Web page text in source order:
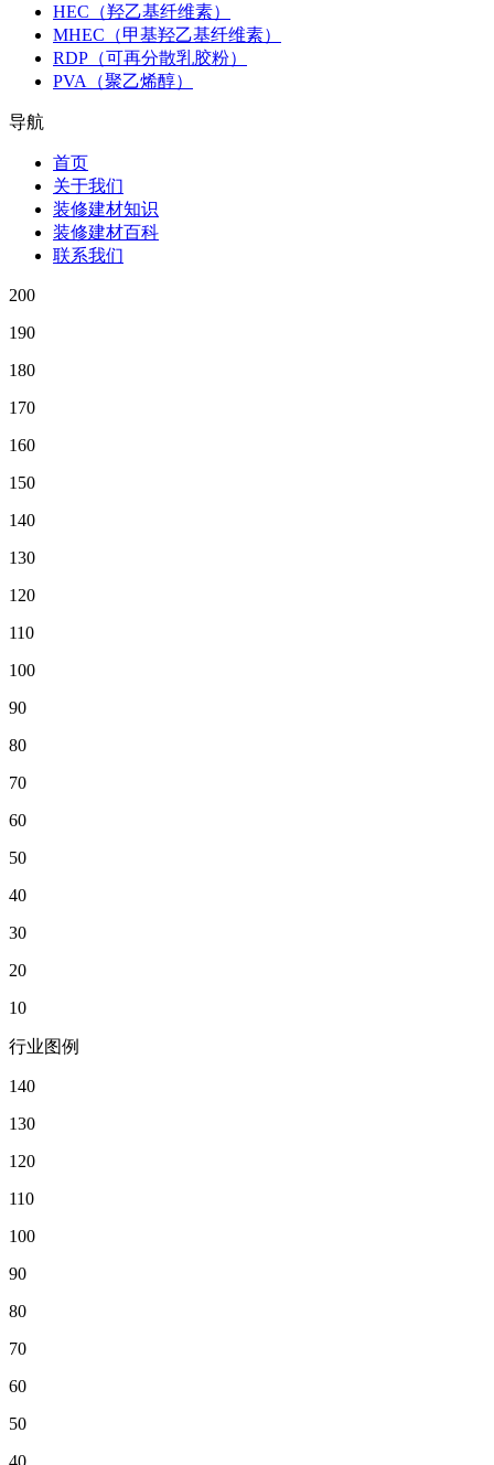
HEC（羟乙基纤维素）
MHEC（甲基羟乙基纤维素）
RDP（可再分散乳胶粉）
PVA（聚乙烯醇）
导航
首页
关于我们
装修建材知识
装修建材百科
联系我们
200
190
180
170
160
150
140
130
120
110
100
90
80
70
60
50
40
30
20
10
行业图例
140
130
120
110
100
90
80
70
60
50
40